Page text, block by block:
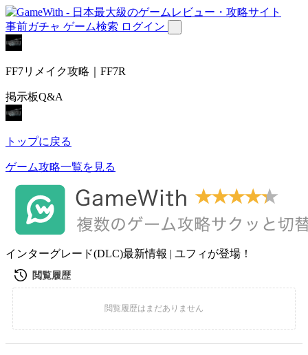
事前ガチャ ゲーム検索 ログイン
FF7リメイク攻略｜FF7R
掲示板Q&A
トップに戻る
ゲーム攻略一覧を見る
インターグレード(DLC)最新情報 | ユフィが登場！